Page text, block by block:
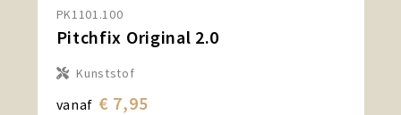
PK1101.100
Pitchfix Original 2.0
Kunststof
vanaf € 7,95